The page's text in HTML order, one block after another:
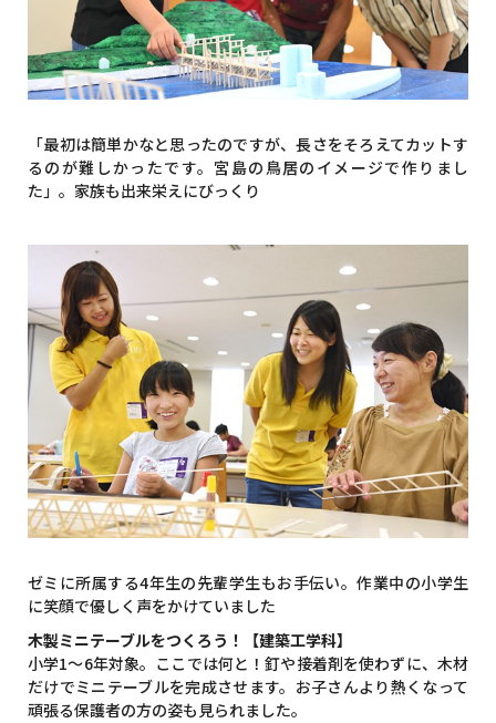
「最初は簡単かなと思ったのですが、長さをそろえてカットす
るのが難しかったです。宮島の鳥居のイメージで作りまし
た」。家族も出来栄えにびっくり
ゼミに所属する4年生の先輩学生もお手伝い。作業中の小学生
に笑顔で優しく声をかけていました
木製ミニテーブルをつくろう！【建築工学科】
小学1～6年対象。ここでは何と！釘や接着剤を使わずに、木材
だけでミニテーブルを完成させます。お子さんより熱くなって
頑張る保護者の方の姿も見られました。